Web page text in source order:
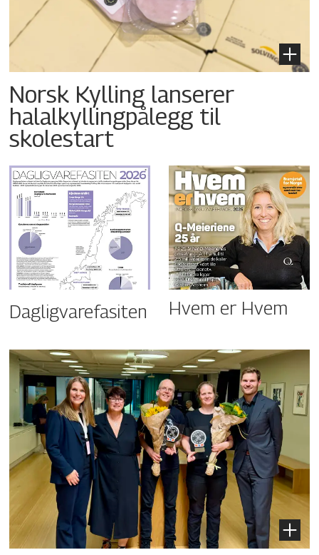
Norsk Kylling lanserer
halalkyllingpålegg til
skolestart
Dagligvarefasiten Hvem er Hvem